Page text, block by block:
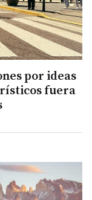
por ideas
fuera